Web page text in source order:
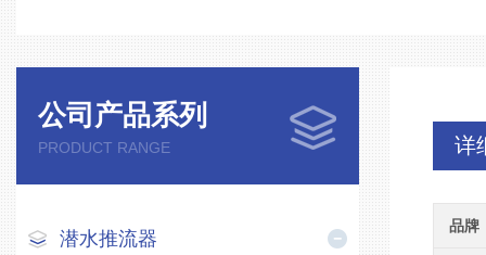
公司产品系列
PRODUCT RANGE
潜水推流器
详
品牌